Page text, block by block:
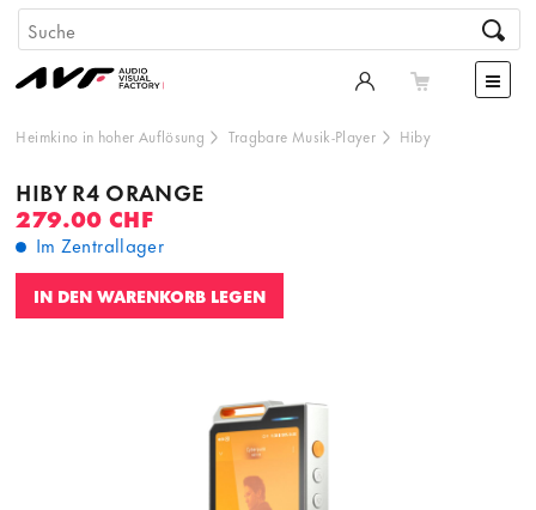
Heimkino in hoher Auflösung Tragbare Musik-Player Hiby
HIBY R4 ORANGE
279.00 CHF
Im Zentrallager
IN DEN WARENKORB LEGEN